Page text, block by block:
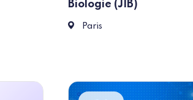
Biologie (JIB)
211 Avenue Jean Jaurès
Paris